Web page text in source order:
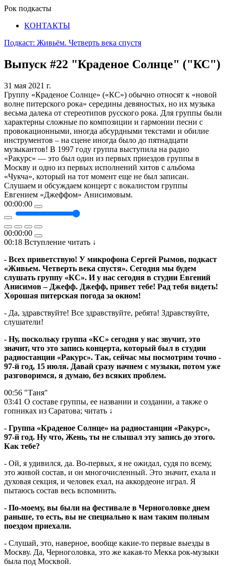
Рок подкасты
КОНТАКТЫ
Подкаст: Живьём. Четверть века спустя
Выпуск #22 "Краденое Солнце" ("КС")
31 мая 2021 г.
Группу «Краденое Солнце» («КС») обычно относят к «новой
волне питерского рока» середины девяностых, но их музыка
весьма далека от стереотипов русского рока. Для группы были
характерны сложные по композиции и гармонии песни с
провокационными, иногда абсурдными текстами и обилие
инструментов – на сцене иногда было до пятнадцати
музыкантов! В 1997 году группа выступила на радио
«Ракурс» — это был один из первых приездов группы в
Москву и одно из первых исполнений хитов с альбома
«Чукча», который на тот момент еще не был записан.
Слушаем и обсуждаем концерт с вокалистом группы
Евгением «Джеффом» Анисимовым.
00:00:00
00:00:00
00:18 Вступление читать ↓
- Всех приветствую! У микрофона Сергей Рымов, подкаст
«Живьем. Четверть века спустя». Сегодня мы будем
слушать группу «КС». И у нас сегодня в студии Евгений
Анисимов – Джефф. Джефф, привет тебе! Рад тебя видеть!
Хорошая питерская погода за окном!
- Да, здравствуйте! Все здравствуйте, ребята! Здравствуйте,
слушатели!
- Ну, поскольку группа «КС» сегодня у нас звучит, это
значит, что это запись концерта, который был в студии
радиостанции «Ракурс». Так, сейчас мы посмотрим точно -
97-й год, 15 июля. Давай сразу начнем с музыки, потом уже
разговоримся, я думаю, без всяких проблем.
00:56 "Таня"
03:41 О составе группы, ее названии и создании, а также о
гопниках из Саратова; читать ↓
- Группа «Краденое Солнце» на радиостанции «Ракурс»,
97-й год. Ну что, Жень, ты не слышал эту запись до этого.
Как тебе?
- Ой, я удивился, да. Во-первых, я не ожидал, судя по всему,
это живой состав, и он многочисленный. Это значит, ехала и
духовая секция, и человек ехал, на аккордеоне играл. Я
пытаюсь состав весь вспомнить.
- По-моему, вы были на фестивале в Черноголовке днем
раньше, то есть, вы не специально к нам таким полным
поездом приехали.
- Слушай, это, наверное, вообще какие-то первые выезды в
Москву. Да, Черноголовка, это же какая-то Мекка рок-музыки
была под Москвой.